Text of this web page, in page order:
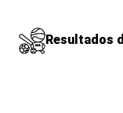
Resultados